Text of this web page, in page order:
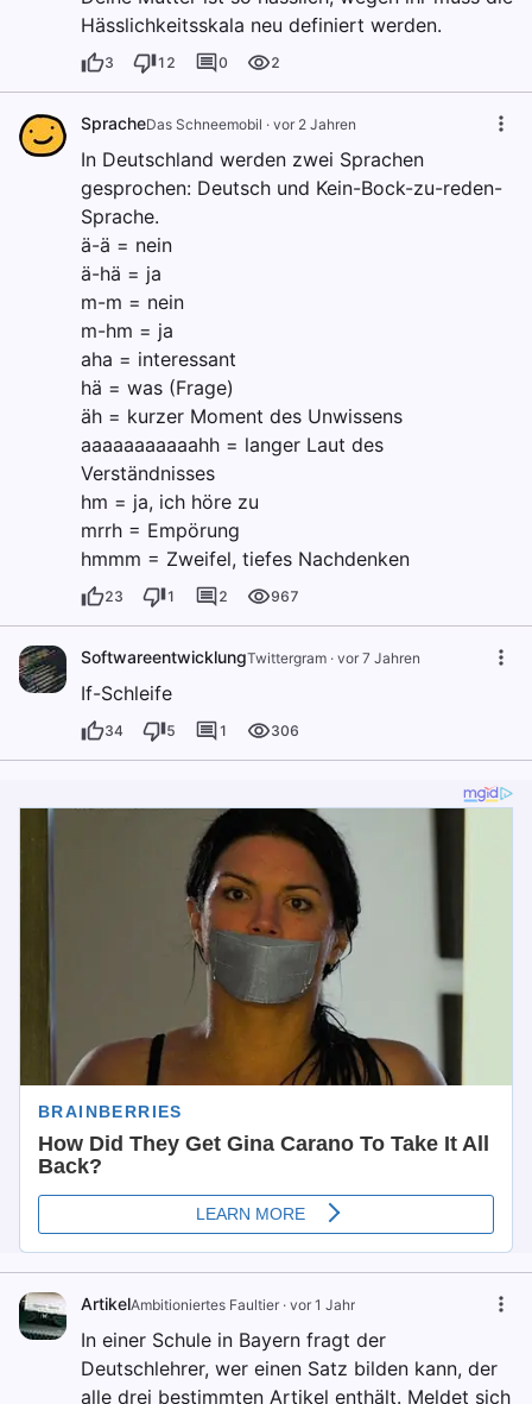
Hässlichkeitsskala neu definiert werden.
3 12 0 2
SpracheDas Schneemobil · vor 2 Jahren
In Deutschland werden zwei Sprachen
gesprochen: Deutsch und Kein-Bock-zu-reden-
Sprache.
ä-ä = nein
ä-hä = ja
m-m = nein
m-hm = ja
aha = interessant
hä = was (Frage)
äh = kurzer Moment des Unwissens
aaaaaaaaaaahh = langer Laut des
Verständnisses
hm = ja, ich höre zu
mrrh = Empörung
hmmm = Zweifel, tiefes Nachdenken
23 1 2 967
SoftwareentwicklungTwittergram · vor 7 Jahren
If-Schleife
34 5 1 306
ArtikelAmbitioniertes Faultier · vor 1 Jahr
In einer Schule in Bayern fragt der
Deutschlehrer, wer einen Satz bilden kann, der
alle drei bestimmten Artikel enthält. Meldet sich